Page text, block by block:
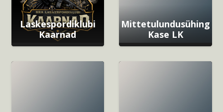
Laskespordiklubi
Kaarnad
Mittetulundusühing
Kase LK